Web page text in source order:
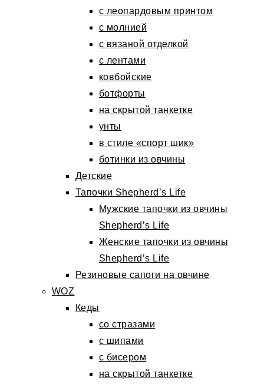
с леопардовым принтом
с молнией
с вязаной отделкой
с лентами
ковбойские
ботфорты
на скрытой танкетке
унты
в стиле «спорт шик»
ботинки из овчины
Детские
Тапочки Shepherd’s Life
Мужские тапочки из овчины
Shepherd’s Life
Женские тапочки из овчины
Shepherd’s Life
Резиновые сапоги на овчине
WOZ
Кеды
со стразами
с шипами
с бисером
на скрытой танкетке